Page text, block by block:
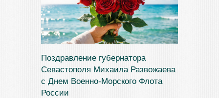
Поздравление губернатора
Севастополя Михаила Развожаева
с Днем Военно-Морского Флота
России